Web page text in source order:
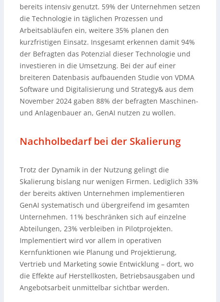
bereits intensiv genutzt. 59% der Unternehmen setzen
die Technologie in täglichen Prozessen und
Arbeitsabläufen ein, weitere 35% planen den
kurzfristigen Einsatz. Insgesamt erkennen damit 94%
der Befragten das Potenzial dieser Technologie und
investieren in die Umsetzung. Bei der auf einer
breiteren Datenbasis aufbauenden Studie von VDMA
Software und Digitalisierung und Strategy& aus dem
November 2024 gaben 88% der befragten Maschinen-
und Anlagenbauer an, GenAI nutzen zu wollen.
Nachholbedarf bei der Skalierung
Trotz der Dynamik in der Nutzung gelingt die
Skalierung bislang nur wenigen Firmen. Lediglich 33%
der bereits aktiven Unternehmen implementieren
GenAI systematisch und übergreifend im gesamten
Unternehmen. 11% beschränken sich auf einzelne
Abteilungen, 23% verbleiben in Pilotprojekten.
Implementiert wird vor allem in operativen
Kernfunktionen wie Planung und Projektierung,
Vertrieb und Marketing sowie Entwicklung – dort, wo
die Effekte auf Herstellkosten, Betriebsausgaben und
Angebotsarbeit unmittelbar sichtbar werden.